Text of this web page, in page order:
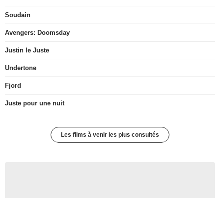
Soudain
Avengers: Doomsday
Justin le Juste
Undertone
Fjord
Juste pour une nuit
Les films à venir les plus consultés